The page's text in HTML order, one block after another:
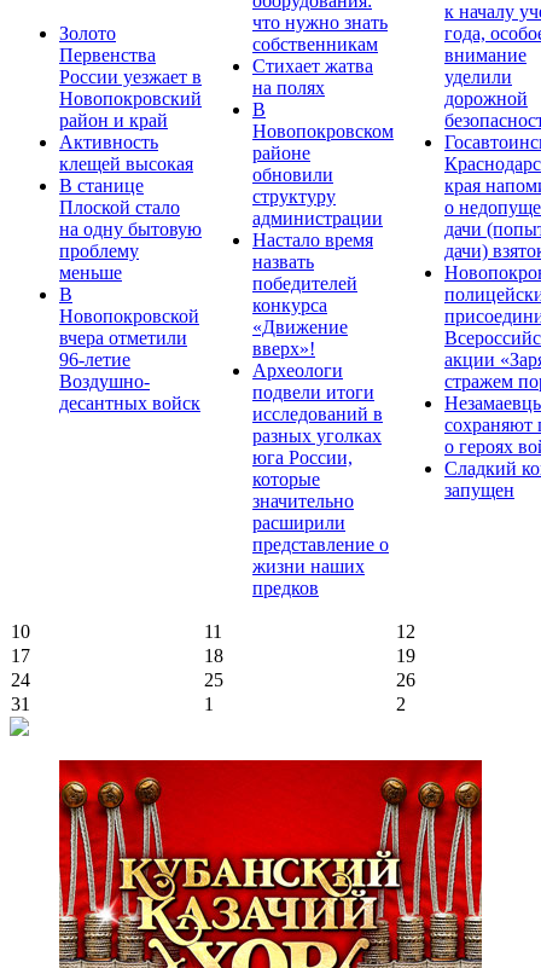
Золото
Первенства
России уезжает в
Новопокровский
район и край
Активность
клещей высокая
В станице
Плоской стало
на одну бытовую
проблему
меньше
В
Новопокровской
вчера отметили
96-летие
Воздушно-
десантных войск
что нужно знать
собственникам
Стихает жатва
на полях
В
Новопокровском
районе
обновили
структуру
администрации
Настало время
назвать
победителей
конкурса
«Движение
вверх»!
Археологи
подвели итоги
исследований в
разных уголках
юга России,
которые
значительно
расширили
представление о
жизни наших
предков
к началу
года,
внимание
уделили
дорожной
края
о
дачи
дачи)
акции
стражем
сохраняют
о героях
Сладкий
запущен
10 11
12
17
18
19
24
25
26
31
1 2